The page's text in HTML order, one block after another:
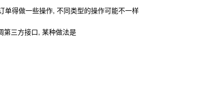
单得做一些操作, 不同类型的操作可能不一样
第三方接口, 某种做法是